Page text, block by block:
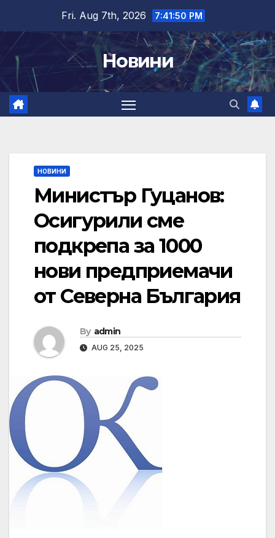
content
Fri. Aug 7th, 2026 7:41:51 PM
Новини
НОВИНИ
Министър Гуцанов:
Осигурили сме
подкрепа за 1000
нови предприемачи
от Северна България
By admin
AUG 25, 2025